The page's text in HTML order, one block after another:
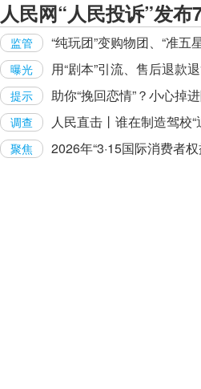
人民网“人民投诉”发
监管 “纯玩团”变购物团、“准
曝光 用“剧本”引流、售后退款
提示 助你“挽回恋情”？小心掉
调查 人民直击丨谁在制造驾校“
聚焦 2026年“3·15国际消费者